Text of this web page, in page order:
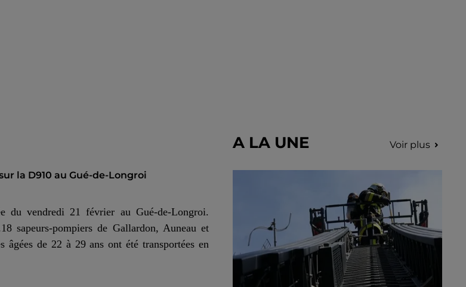
la D910 au Gué-de-Longroi
du vendredi 21 février au Gué-de-Longroi.
sapeurs-pompiers de Gallardon, Auneau et
de 22 à 29 ans ont été transportées en
A LA UNE Voir plus